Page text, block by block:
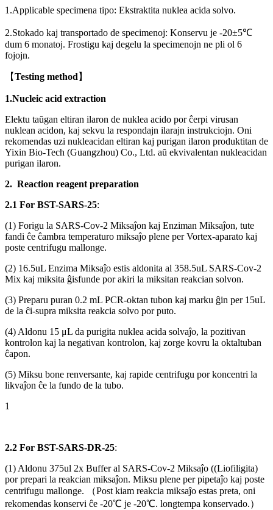
1.Applicable specimena tipo: Ekstraktita nuklea acida solvo.
2.Stokado kaj transportado de specimenoj: Konservu je -20±5℃
dum 6 monatoj. Frostigu kaj degelu la specimenojn ne pli ol 6
fojojn.
【Testing method】
1.Nucleic acid extraction
Elektu taŭgan eltiran ilaron de nuklea acido por ĉerpi virusan
nuklean acidon, kaj sekvu la respondajn ilarajn instrukciojn. Oni
rekomendas uzi nukleacidan eltiran kaj purigan ilaron produktitan de
Yixin Bio-Tech (Guangzhou) Co., Ltd. aŭ ekvivalentan nukleacidan
purigan ilaron.
2. Reaction reagent preparation
2.1 For BST-SARS-25:
(1) Forigu la SARS-Cov-2 Miksaĵon kaj Enziman Miksaĵon, tute
fandi ĉe ĉambra temperaturo miksaĵo plene per Vortex-aparato kaj
poste centrifugu mallonge.
(2) 16.5uL Enzima Miksaĵo estis aldonita al 358.5uL SARS-Cov-2
Mix kaj miksita ĝisfunde por akiri la miksitan reakcian solvon.
(3) Preparu puran 0.2 mL PCR-oktan tubon kaj marku ĝin per 15uL
de la ĉi-supra miksita reakcia solvo por puto.
(4) Aldonu 15 μL da purigita nuklea acida solvaĵo, la pozitivan
kontrolon kaj la negativan kontrolon, kaj zorge kovru la oktaltuban
ĉapon.
(5) Miksu bone renversante, kaj rapide centrifugu por koncentri la
likvaĵon ĉe la fundo de la tubo.
1
2.2 For BST-SARS-DR-25:
(1) Aldonu 375ul 2x Buffer al SARS-Cov-2 Miksaĵo ((Liofiligita)
por prepari la reakcian miksaĵon. Miksu plene per pipetaĵo kaj poste
centrifugu mallonge. （Post kiam reakcia miksaĵo estas preta, oni
rekomendas konservi ĉe -20℃ je -20℃. longtempa konservado.）